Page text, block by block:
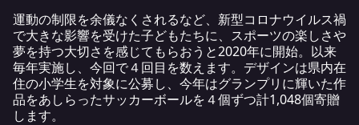
運動の制限を余儀なくされるなど、新型コロナウイルス禍
で大きな影響を受けた子どもたちに、スポーツの楽しさや
夢を持つ大切さを感じてもらおうと2020年に開始。以来
毎年実施し、今回で４回目を数えます。デザインは県内在
住の小学生を対象に公募し、今年はグランプリに輝いた作
品をあしらったサッカーボールを４個ずつ計1,048個寄贈
します。